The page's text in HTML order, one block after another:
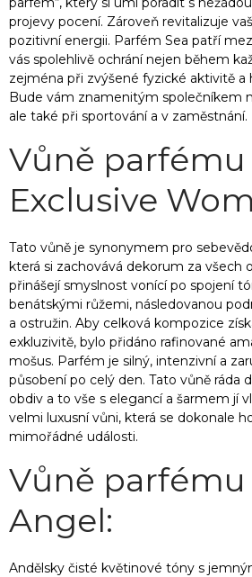
projevy pocení. Zároveň revitalizuje
pozitivní energii. Parfém Sea patří
vás spolehlivě ochrání nejen během
zejména při zvýšené fyzické aktivitě a
Bude vám znamenitým společníkem
ale také při sportování a v zaměstnání.
Vůně parfému
Exclusive
Tato vůně je synonymem pro
která si zachovává dekorum za všech
přinášejí smyslnost vonící po spojení
benátskými růžemi, následovanou
a ostružin. Aby celková kompozice
exkluzivitě, bylo přidáno rafinované
mošus. Parfém je silný, intenzivní a
působení po celý den. Tato vůně ráda
obdiv a to vše s elegancí a šarmem jí
velmi luxusní vůni, která se dokonale
mimořádné události.
Vůně parfému
Angel:
Andělsky čisté květinové tóny s